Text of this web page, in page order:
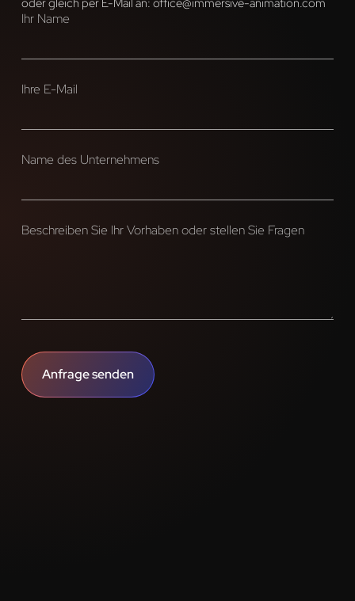
oder gleich per E-Mail an: office@immersive-animation.com
Ihr Name
Ihre E-Mail
Name des Unternehmens
Beschreiben Sie Ihr Vorhaben oder stellen Sie Fragen